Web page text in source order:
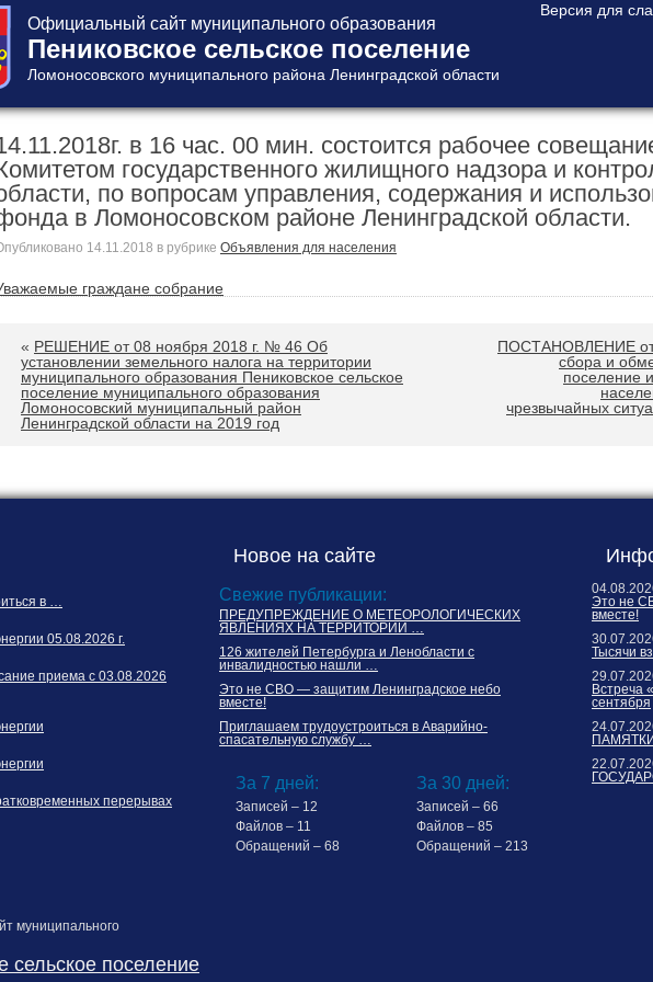
Официальный сайт муниципального образования
Пениковское сельское поселение
Ломоносовского муниципального района Ленинградской области
в 16 час. 00 мин. состоится рабочее
государственного жилищного надзора и
по вопросам управления, содержания и
в Ломоносовском районе Ленинградской области.
14.11.2018 в рубрике Объявления для населения
граждане собрание
« РЕШЕНИЕ от 08 ноября 2018 г. № 46 Об
установлении земельного налога на территории
муниципального образования Пениковское сельское
поселение муниципального образования
Ломоносовский муниципальный район
Ленинградской области на 2019 год
ПОСТАНОВЛЕНИЕ от
сбора и
поселение
чрезвычайных
в …
05.08.2026 г.
приема с 03.08.2026
перерывах
Новое на сайте
Свежие публикации:
ПРЕДУПРЕЖДЕНИЕ О МЕТЕОРОЛОГИЧЕСКИХ
ЯВЛЕНИЯХ НА ТЕРРИТОРИИ …
126 жителей Петербурга и Ленобласти с
инвалидностью нашли …
Это не СВО — защитим Ленинградское небо
вместе!
Приглашаем трудоустроиться в Аварийно-
спасательную службу …
За 7 дней:
Записей – 12
Файлов – 11
Обращений – 68
За 30 дней:
Записей – 66
Файлов – 85
Обращений – 213
Это не
вместе!
Тысячи
Встреча
сентября
ПАМЯТКИ
муниципального
сельское поселение